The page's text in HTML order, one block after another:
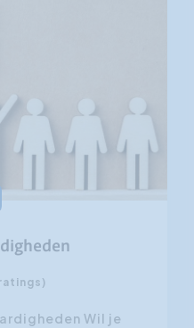
Wil je